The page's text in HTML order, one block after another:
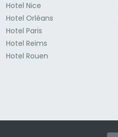
Hotel Nice
Hotel Orléans
Hotel Paris
Hotel Reims
Hotel Rouen